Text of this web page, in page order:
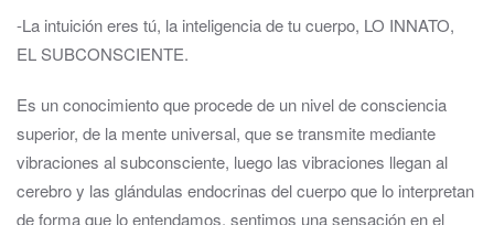
-La intuición eres tú, la inteligencia de tu cuerpo, LO INNATO,
EL SUBCONSCIENTE.
Es un conocimiento que procede de un nivel de consciencia
superior, de la mente universal, que se transmite mediante
vibraciones al subconsciente, luego las vibraciones llegan al
cerebro y las glándulas endocrinas del cuerpo que lo interpretan
de forma que lo entendamos, sentimos una sensación en el